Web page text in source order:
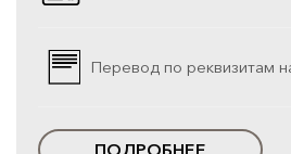
Перевод по реквизитам
ПОДРОБНЕЕ